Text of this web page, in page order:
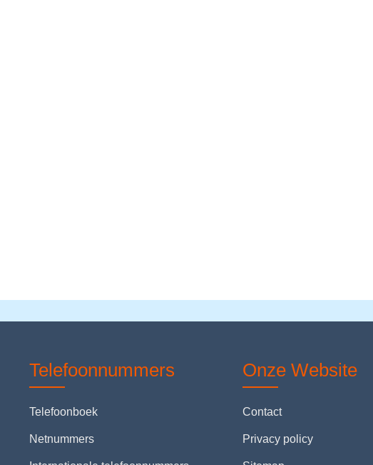
Telefoonnummers
Telefoonboek
Netnummers
Onze Website
Contact
Privacy policy